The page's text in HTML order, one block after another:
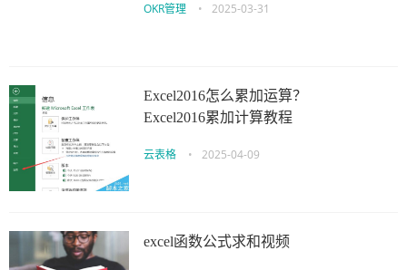
OKR管理 • 2025-03-31
Excel2016怎么累加运算？
Excel2016累加计算教程
云表格 • 2025-04-09
excel函数公式求和视频